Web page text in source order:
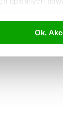
Ok,